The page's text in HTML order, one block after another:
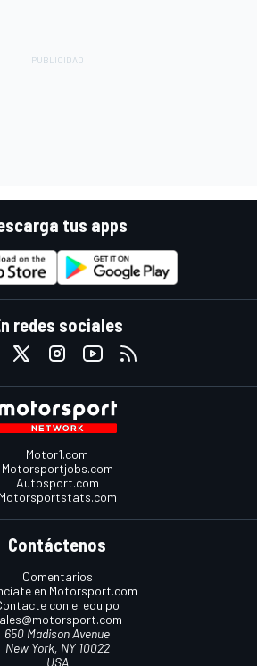
tus apps
redes sociales
Motor1.com
Motorsportjobs.com
Autosport.com
Motorsportstats.com
Contáctenos
Comentarios
en Motorsport.com
con el equipo
650 Madison Avenue
New York, NY 10022
USA